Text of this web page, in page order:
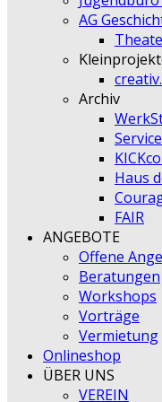
AG
Archiv
Haus
FAIR
ANGEBOTE
Offene
Beratungen
Workshops
Vorträge
Vermietung
Onlineshop
ÜBER UNS
VEREIN